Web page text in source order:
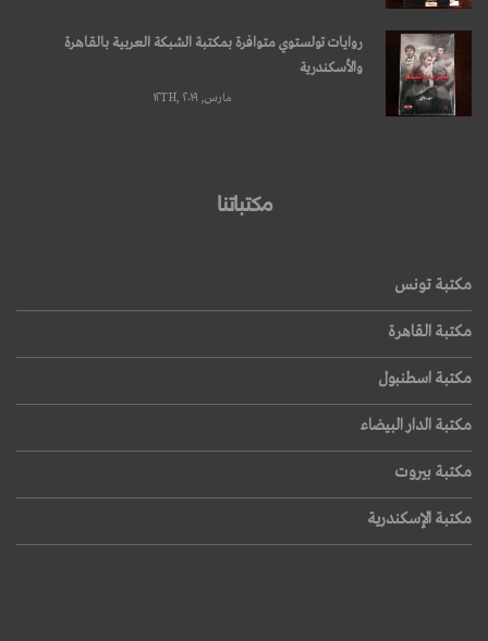
روايات تولستوي متوافرة بمكتبة الشبكة العربية بالقاهرة
والأسكندرية
مارس, ۱۲TH, ۲۰۱۹
مكتباتنا
مكتبة تونس
مكتبة القاهرة
مكتبة اسطنبول
مكتبة الدار البيضاء
مكتبة بيروت
مكتبة الإسكندرية